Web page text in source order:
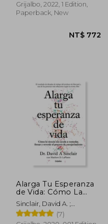
NT$ 1,038
Recover Your Health
(in Spanish)
Grijalbo, 2022, 1 Edition,
Paperback, New
Alarga Tu Esperanza
de Vida: Cómo La
Ciencia Nos Ayuda a
Controlar, Frenar Y
Revertir El Proceso
Sinclair, David A. ;
Laplante, Matthew D.
(7)